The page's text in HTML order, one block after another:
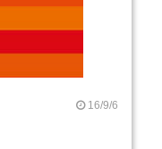
16/9/6